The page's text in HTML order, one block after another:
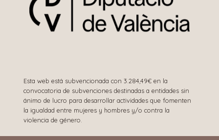
Esta web está subvencionada con 3.284,49€ en la
convocatoria de subvenciones destinadas a entidades sin
ánimo de lucro para desarrollar actividades que fomenten
la igualdad entre mujeres y hombres y/o contra la
violencia de género.